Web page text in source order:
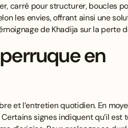
carré pour structurer, boucles
les envies, offrant ainsi une
de Khadija sur la perte
en
et l’entretien quotidien. En
signes indiquent qu’il est